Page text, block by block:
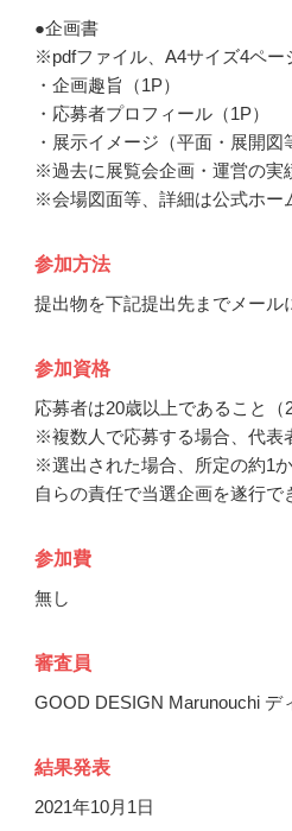
●企画書
※pdfファイル、A4サイズ4ペー
・企画趣旨（1P）
・応募者プロフィール（1P）
・展示イメージ（平面・展開図
※過去に展覧会企画・運営の実
※会場図面等、詳細は公式ホー
参加方法
提出物を下記提出先までメール
参加資格
応募者は20歳以上であること（
※複数人で応募する場合、代表
※選出された場合、所定の約1
自らの責任で当選企画を遂行で
参加費
無し
審査員
GOOD DESIGN Marunouchi デ
結果発表
2021年10月1日